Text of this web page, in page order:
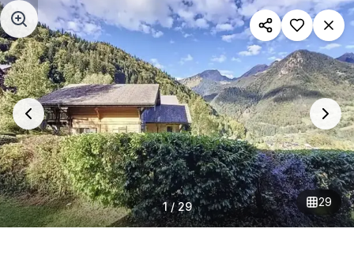
Aller au contenu principal
1/29 29